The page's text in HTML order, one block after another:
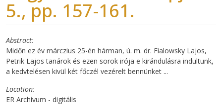
5., pp. 157-161.
Abstract
Midőn ez év márczius 25-én hárman, ú. m. dr. Fialowsky Lajos,
Petrik Lajos tanárok és ezen sorok irója e kirándulásra indultunk,
a kedvtelésen kivül két főczél vezérelt bennünket ...
Location
ER Archívum - digitális